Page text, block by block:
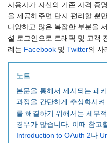
사용자가 자신의 기존 자격 증
을 제공해주면 단지 편리할 뿐
다양하고 많은 복잡한 부분을
셜 로그인으로 트래픽 및 고객
례는 Facebook 및 Twitter의 사
노트
본문을 통해서 제시되는 패
과정을 간단하게 추상화시
를 해결하기 위해서는 세부
경우가 많습니다. 이때 참고
Introduction to OAuth 2나